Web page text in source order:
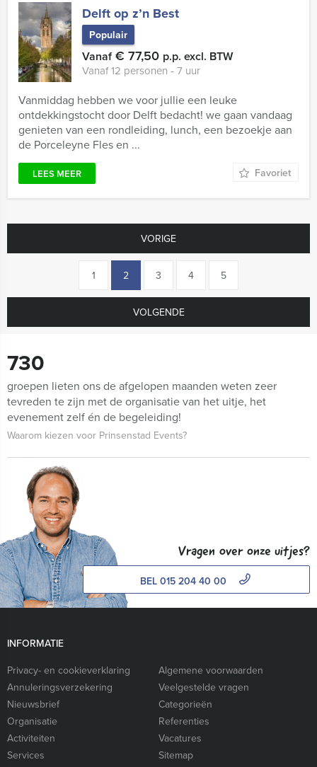
Delft op z’n Best
Populair
Vanaf€ 77,50 p.p. excl. BTW
Vanaf 12 personen ‐ 7 uur
Vanmiddag hebben we voor jullie een leuke
ontdekkingstocht door Delft bedacht! we gaan vandaag
genieten van een rondleiding, lunch, een bezoekje aan
de Porceleyne Fles en ...
LEES MEER Favoriet
VORIGE
1 2 3 4 5
VOLGENDE
730
groepen lieten ons de afgelopen maanden weten zeer
tevreden te zijn met de organisatie van het uitje, het
evenement zelf én de begeleiding!
Waarom kiezen voor Prinsenstad Events?
Vragen over onze uitjes?
BEL 015 204 40 00
INFORMATIE
Privacy- en cookieverklaring
Algemene voorwaarden
Annuleringsverzekering
Veelgestelde vragen
Nieuwsbrief
Categorieën
Organisatie
Referenties
Activiteiten
Vacatures
Services
Sitemap